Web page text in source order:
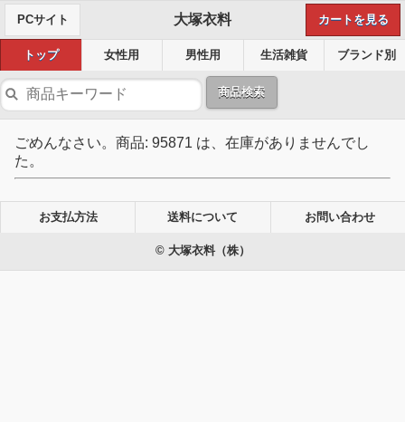
PCサイト 大塚衣料 カートを見る
トップ 女性用 男性用 生活雑貨 ブランド別
商品検索
ごめんなさい。商品: 95871 は、在庫がありませんでし
た。
お支払方法 送料について お問い合わせ
© 大塚衣料（株）